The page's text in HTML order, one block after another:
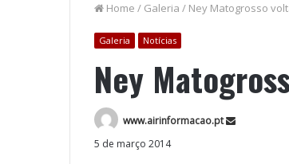
Home / Galeria / Ney Matogrosso
Galeria Notícias
Ney
www.airinformacao.pt
5 de março 2014